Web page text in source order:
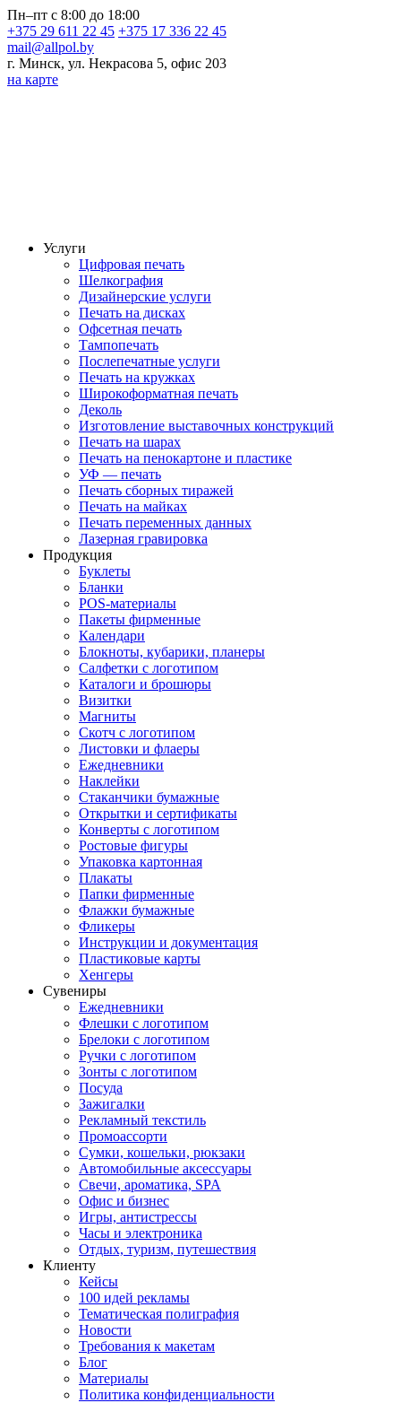
Пн–пт с 8:00 до 18:00
+375 29 611 22 45 +375 17 336 22 45
mail@allpol.by
г. Минск, ул. Некрасова 5, офис 203
на карте
Услуги
Цифровая печать
Шелкография
Дизайнерские услуги
Печать на дисках
Офсетная печать
Тампопечать
Послепечатные услуги
Печать на кружках
Широкоформатная печать
Деколь
Изготовление выставочных конструкций
Печать на шарах
Печать на пенокартоне и пластике
УФ — печать
Печать сборных тиражей
Печать на майках
Печать переменных данных
Лазерная гравировка
Продукция
Буклеты
Бланки
POS-материалы
Пакеты фирменные
Календари
Блокноты, кубарики, планеры
Салфетки с логотипом
Каталоги и брошюры
Визитки
Магниты
Скотч с логотипом
Листовки и флаеры
Ежедневники
Наклейки
Стаканчики бумажные
Открытки и сертификаты
Конверты с логотипом
Ростовые фигуры
Упаковка картонная
Плакаты
Папки фирменные
Флажки бумажные
Фликеры
Инструкции и документация
Пластиковые карты
Хенгеры
Сувениры
Ежедневники
Флешки с логотипом
Брелоки с логотипом
Ручки с логотипом
Зонты с логотипом
Посуда
Зажигалки
Рекламный текстиль
Промоассорти
Сумки, кошельки, рюкзаки
Автомобильные аксессуары
Свечи, ароматика, SPA
Офис и бизнес
Игры, антистрессы
Часы и электроника
Отдых, туризм, путешествия
Клиенту
Кейсы
100 идей рекламы
Тематическая полиграфия
Новости
Требования к макетам
Блог
Материалы
Политика конфиденциальности